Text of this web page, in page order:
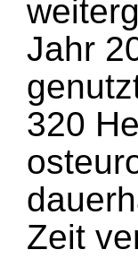
Jahr
320
Zeit